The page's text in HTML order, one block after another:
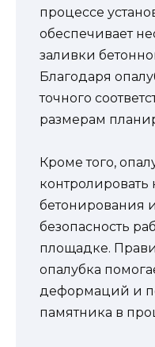
процессе
обеспечивает
заливки
Благодаря
точного
размерам
Кроме того,
контролировать
бетонирования
безопасность
площадке.
опалубка
деформаций и
памятника в